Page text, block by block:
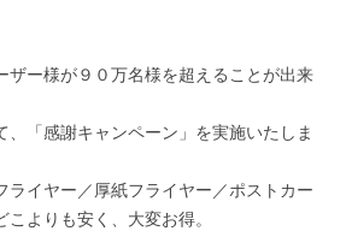
ザー様が９０万名様を超えることが出来
、「感謝キャンペーン」を実施いたしま
ライヤー／厚紙フライヤー／ポストカー
こよりも安く、大変お得。